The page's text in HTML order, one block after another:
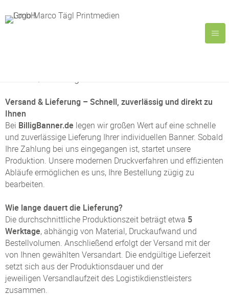
Versand & Lieferung – Schnell, zuverlässig und direkt zu
Ihnen
Bei BilligBanner.de legen wir großen Wert auf eine schnelle
und zuverlässige Lieferung Ihrer individuellen Banner. Sobald
Ihre Zahlung bei uns eingegangen ist, startet unsere
Produktion. Unsere modernen Druckverfahren und effizienten
Abläufe ermöglichen es uns, Ihre Bestellung zügig zu
bearbeiten.
Wie lange dauert die Lieferung?
Die durchschnittliche Produktionszeit beträgt etwa 5
Werktage, abhängig von Material, Druckaufwand und
Bestellvolumen. Anschließend erfolgt der Versand mit der
von Ihnen gewählten Versandart. Die endgültige Lieferzeit
setzt sich aus der Produktionsdauer und der
jeweiligen Versandlaufzeit des Logistikdienstleisters
zusammen.